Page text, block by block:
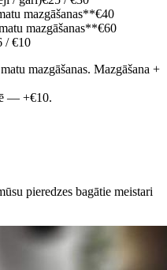
mazgāšanas**€40
mazgāšanas**€60
/ €10
mazgāšanas. Mazgāšana +
— +€10.
pieredzes bagātie meistari